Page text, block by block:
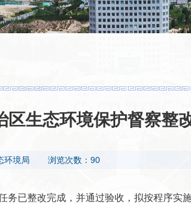
区生态环境保护督察整
环境局 浏览次数：90
务已整改完成，并通过验收，拟按程序